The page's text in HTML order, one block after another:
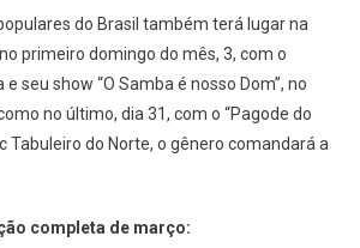
do Brasil também terá lugar na
primeiro domingo do mês, 3, com o
seu show “O Samba é nosso Dom”, no
no último, dia 31, com o “Pagode do
Tabuleiro do Norte, o gênero comandará a
completa de março: